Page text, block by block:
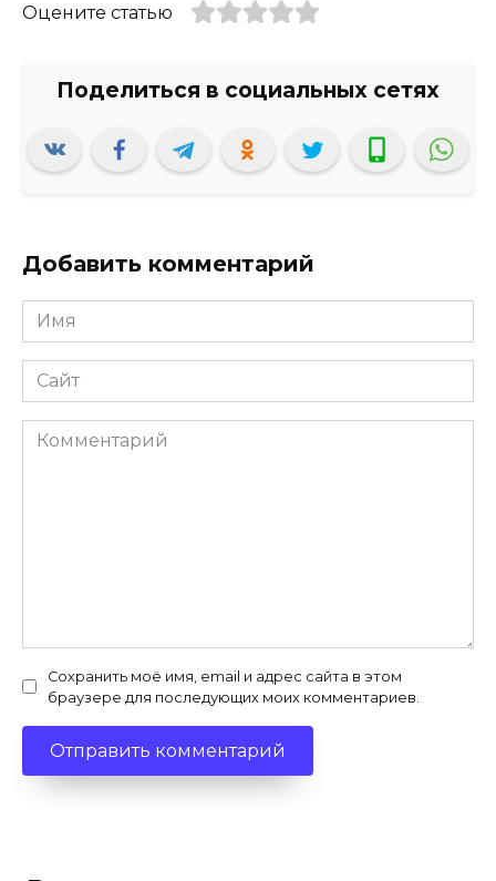
Оцените статью
Добавить комментарий
Имя
*
Сайт
Комментарий
Сохранить моё имя, email и адрес сайта в этом
браузере для последующих моих комментариев.